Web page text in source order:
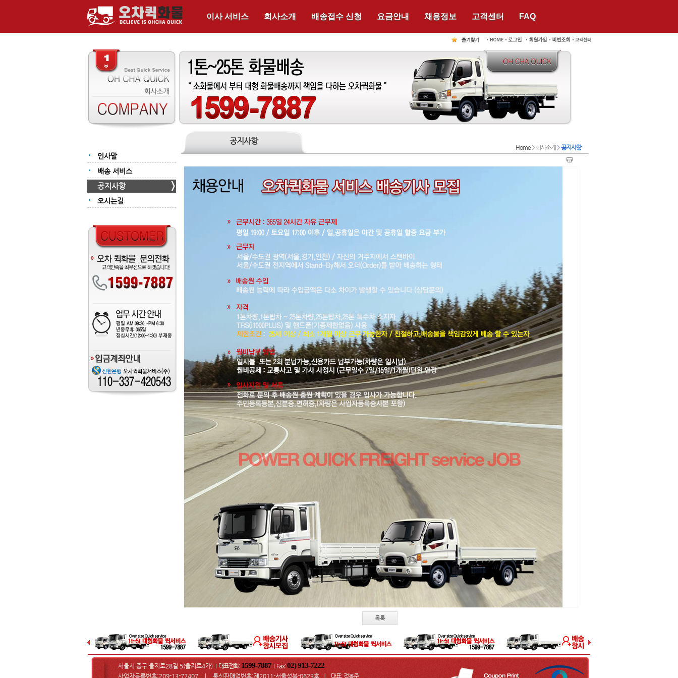
이사 서비스 회사소개 배송접수 신청 요금안내 채용정보 고객센터 FAQ
인사말
배송 서비스
공지사항
오시는길
공지사항
Home> 회사소개 >공지사항
목록
서울시 중구 을지로28길 5(을지로4가) I 대표전화: 1599-7887 I Fax:02) 913-7222
사업자등록번호:209-13-77407 ㅣ 통신판매업번호:제2011-서울성북-0623호 대표: 정봉준